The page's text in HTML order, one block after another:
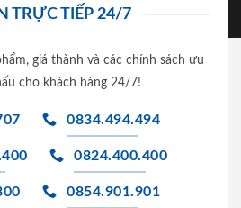
TRỰC TIẾP 24/7
giá thành và các chính sách ưu
cho khách hàng 24/7!
0834.494.494
0824.400.400
0854.901.901